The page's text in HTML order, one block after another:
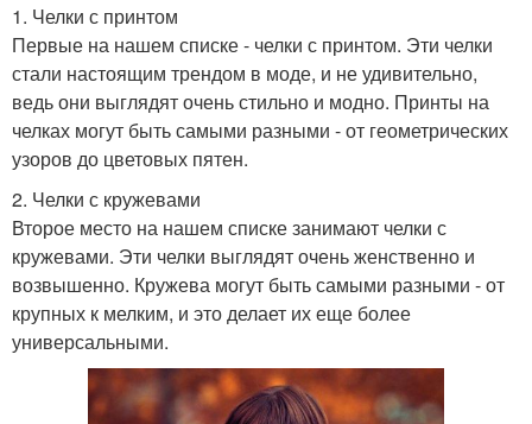
1. Челки с принтом
Первые на нашем списке - челки с принтом. Эти челки
стали настоящим трендом в моде, и не удивительно,
ведь они выглядят очень стильно и модно. Принты на
челках могут быть самыми разными - от геометрических
узоров до цветовых пятен.
2. Челки с кружевами
Второе место на нашем списке занимают челки с
кружевами. Эти челки выглядят очень женственно и
возвышенно. Кружева могут быть самыми разными - от
крупных к мелким, и это делает их еще более
универсальными.